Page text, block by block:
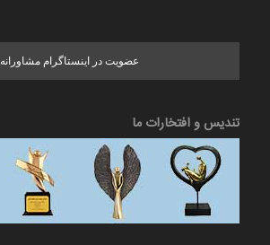
عضویت در اینستاگرام مشاورانه
تندیس و افتخارات ما